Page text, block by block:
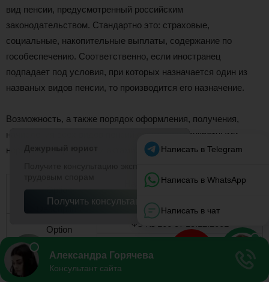
вид пенсии, предусмотренный российским
законодательством. Стандартно это: страховые,
социальные, накопительные выплаты, содержание по
гособеспечению. Соответственно, если иностранец
подпадает под условия, при которых назначается один из
названых видов пенсии, то производится его назначение.
Возможность, а также порядок оформления, получения,
начисления всех видов пенсий определен конкретными
нормативно-правовыми актами.
Название правового акта
Краткое содержание
ФЗ № 166 от 15.12.2001